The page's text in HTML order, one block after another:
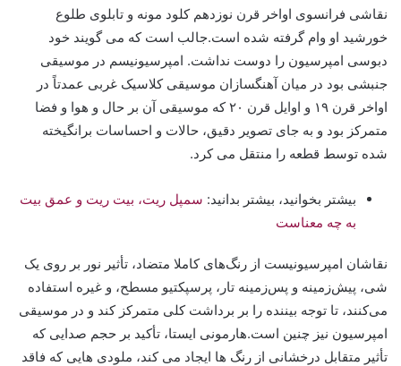
نقاشی فرانسوی اواخر قرن نوزدهم کلود مونه و تابلوی طلوع
خورشید او وام گرفته شده است.جالب است که می گویند خود
دبوسی امپرسیون را دوست نداشت. امپرسیونیسم در موسیقی
جنبشی بود در میان آهنگسازان موسیقی کلاسیک غربی عمدتاً در
اواخر قرن ۱۹ و اوایل قرن ۲۰ که موسیقی آن بر حال و هوا و فضا
متمرکز بود و به جای تصویر دقیق، حالات و احساسات برانگیخته
شده توسط قطعه را منتقل می کرد.
بیشتر بخوانید، بیشتر بدانید: سمپل ریت، بیت ریت و عمق بیت
به چه معناست
نقاشان امپرسیونیست از رنگ‌های کاملا متضاد، تأثیر نور بر روی یک
شی، پیش‌زمینه و پس‌زمینه تار، پرسپکتیو مسطح، و غیره استفاده
می‌کنند، تا توجه بیننده را بر برداشت کلی متمرکز کند و در موسیقی
امپرسیون نیز چنین است.هارمونی ایستا، تأکید بر حجم صدایی که
تأثیر متقابل درخشانی از رنگ ها ایجاد می کند، ملودی هایی که فاقد